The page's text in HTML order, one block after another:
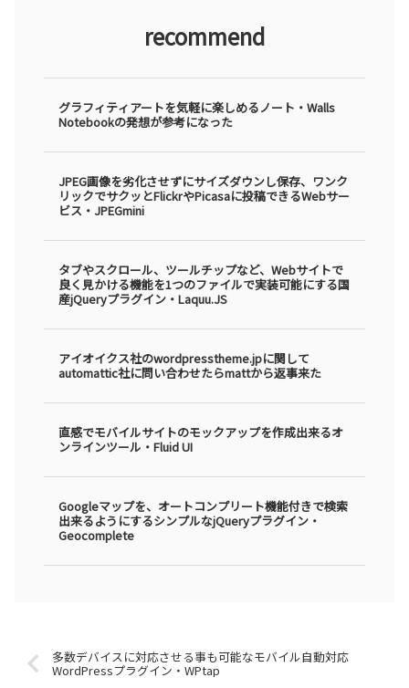
recommend
グラフィティアートを気軽に楽しめるノート・Walls
Notebookの発想が参考になった
JPEG画像を劣化させずにサイズダウンし保存、ワンク
リックでサクッとFlickrやPicasaに投稿できるWebサー
ビス・JPEGmini
タブやスクロール、ツールチップなど、Webサイトで
良く見かける機能を1つのファイルで実装可能にする国
産jQueryプラグイン・Laquu.JS
アイオイクス社のwordpresstheme.jpに関して
automattic社に問い合わせたらmattから返事来た
直感でモバイルサイトのモックアップを作成出来るオ
ンラインツール・Fluid UI
Googleマップを、オートコンプリート機能付きで検索
出来るようにするシンプルなjQueryプラグイン・
Geocomplete
多数デバイスに対応させる事も可能なモバイル自動対応
WordPressプラグイン・WPtap